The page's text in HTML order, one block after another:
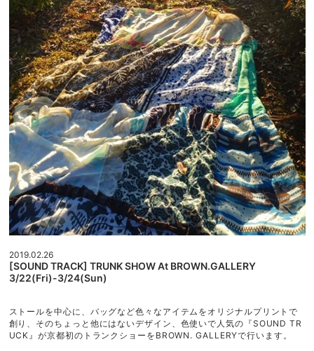
Apparel
About
Sign In
Cart(0)
ご利用ガイド
利用規約
プライバシーポリシー
特定商取引法に基づく表記
2019.02.26
[SOUND TRACK] TRUNK SHOW At BROWN.GALLERY
3/22(Fri)-3/24(Sun)
ストールを中心に、バッグなど色々なアイテムをオリジナルプリントで
創り、そのちょっと他にはないデザイン、色使いで人気の『SOUND TR
UCK』が京都初のトランクショーをBROWN. GALLERYで行います。